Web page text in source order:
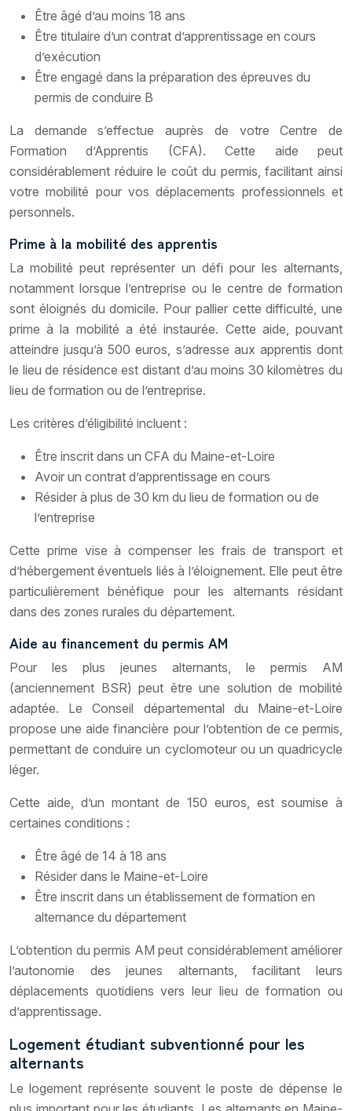
Être âgé d’au moins 18 ans
Être titulaire d’un contrat d’apprentissage en cours
d’exécution
Être engagé dans la préparation des épreuves du
permis de conduire B
La demande s’effectue auprès de votre Centre de
Formation d’Apprentis (CFA). Cette aide peut
considérablement réduire le coût du permis, facilitant ainsi
votre mobilité pour vos déplacements professionnels et
personnels.
Prime à la mobilité des apprentis
La mobilité peut représenter un défi pour les alternants,
notamment lorsque l’entreprise ou le centre de formation
sont éloignés du domicile. Pour pallier cette difficulté, une
prime à la mobilité a été instaurée. Cette aide, pouvant
atteindre jusqu’à 500 euros, s’adresse aux apprentis dont
le lieu de résidence est distant d’au moins 30 kilomètres du
lieu de formation ou de l’entreprise.
Les critères d’éligibilité incluent :
Être inscrit dans un CFA du Maine-et-Loire
Avoir un contrat d’apprentissage en cours
Résider à plus de 30 km du lieu de formation ou de
l’entreprise
Cette prime vise à compenser les frais de transport et
d’hébergement éventuels liés à l’éloignement. Elle peut être
particulièrement bénéfique pour les alternants résidant
dans des zones rurales du département.
Aide au financement du permis AM
Pour les plus jeunes alternants, le permis AM
(anciennement BSR) peut être une solution de mobilité
adaptée. Le Conseil départemental du Maine-et-Loire
propose une aide financière pour l’obtention de ce permis,
permettant de conduire un cyclomoteur ou un quadricycle
léger.
Cette aide, d’un montant de 150 euros, est soumise à
certaines conditions :
Être âgé de 14 à 18 ans
Résider dans le Maine-et-Loire
Être inscrit dans un établissement de formation en
alternance du département
L’obtention du permis AM peut considérablement améliorer
l’autonomie des jeunes alternants, facilitant leurs
déplacements quotidiens vers leur lieu de formation ou
d’apprentissage.
Logement étudiant subventionné pour les
alternants
Le logement représente souvent le poste de dépense le